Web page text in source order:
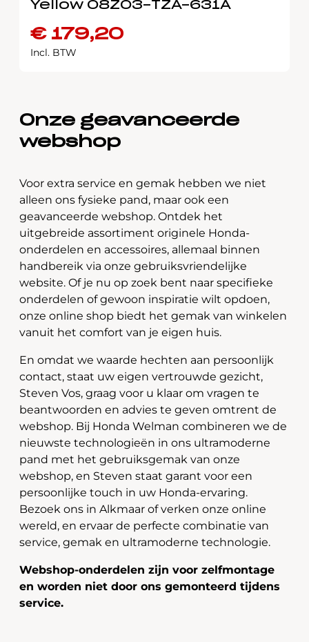
Yellow 08Z03-TZA-631A
€179,20
Incl. BTW
Onze geavanceerde
webshop
Voor extra service en gemak hebben we niet
alleen ons fysieke pand, maar ook een
geavanceerde webshop. Ontdek het
uitgebreide assortiment originele Honda-
onderdelen en accessoires, allemaal binnen
handbereik via onze gebruiksvriendelijke
website. Of je nu op zoek bent naar specifieke
onderdelen of gewoon inspiratie wilt opdoen,
onze online shop biedt het gemak van winkelen
vanuit het comfort van je eigen huis.
En omdat we waarde hechten aan persoonlijk
contact, staat uw eigen vertrouwde gezicht,
Steven Vos, graag voor u klaar om vragen te
beantwoorden en advies te geven omtrent de
webshop. Bij Honda Welman combineren we de
nieuwste technologieën in ons ultramoderne
pand met het gebruiksgemak van onze
webshop, en Steven staat garant voor een
persoonlijke touch in uw Honda-ervaring.
Bezoek ons in Alkmaar of verken onze online
wereld, en ervaar de perfecte combinatie van
service, gemak en ultramoderne technologie.
Webshop-onderdelen zijn voor zelfmontage
en worden niet door ons gemonteerd tijdens
service.